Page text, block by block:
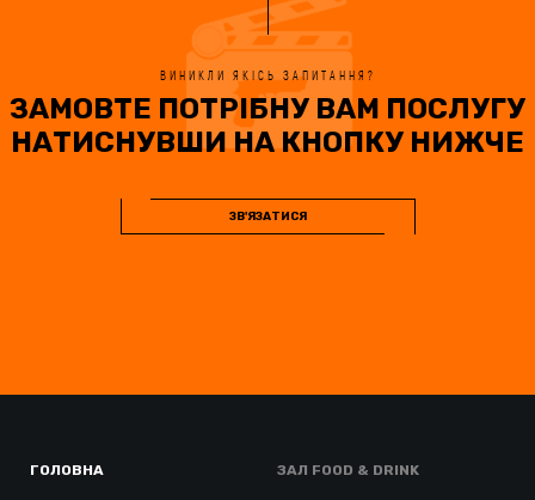
ВИНИКЛИ ЯКІСЬ ЗАПИТАННЯ?
ЗАМОВТЕ ПОТРІБНУ ВАМ ПОСЛУГУ
НАТИСНУВШИ НА КНОПКУ НИЖЧЕ
ЗВ'ЯЗАТИСЯ
ГОЛОВНА ЗАЛ FOOD & DRINK